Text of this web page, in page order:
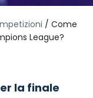
/ Come
League?
la finale